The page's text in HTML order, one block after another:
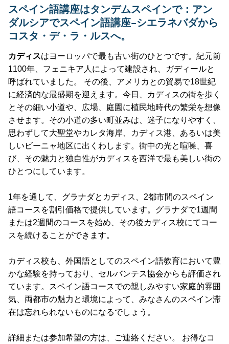
スペイン語講座はタンデムスペインで：アン
ダルシアでスペイン語講座−シエラネバダから
コスタ・デ・ラ・ルスへ。
カディスはヨーロッパで最も古い街のひとつです。紀元前
1100年、フェニキア人によって建設され、ガディールと
呼ばれていました。 その後、アメリカとの貿易で18世紀
に経済的な最盛期を迎えます。今日、カディスの街を歩く
とその細い小道や、広場、庭園に植民地時代の繁栄を想像
させます。その小道の多い町並みは、迷子になりやすく、
思わずして大聖堂やカレタ海岸、カディス港、あるいは美
しいビーニャ地区に出くわします。街中の光と喧噪、喜
び、その魅力と独自性がカディスを西洋で最も美しい街の
ひとつにしています。
1年を通して、グラナダとカディス、2都市間のスペイン
語コースを割引価格で提供しています。グラナダで1週間
または2週間のコースを始め、その後カディス校にてコー
スを続けることができます。
カディス校も、外国語としてのスペイン語教育において豊
かな経験を持っており、セルバンテス協会からも評価され
ています。スペイン語コースでの親しみやすい家庭的雰囲
気、両都市の魅力と環境によって、みなさんのスペイン滞
在は忘れられないものになるでしょう。
詳細または参加希望の方は、ご連絡ください。 お得なコ